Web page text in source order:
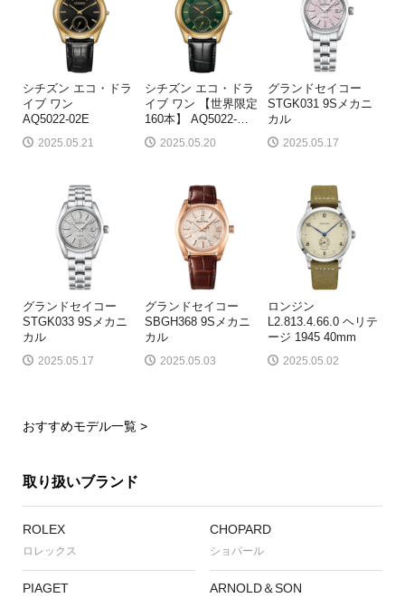
シチズン エコ・ドラ
イブ ワン
AQ5022-02E
2025.05.21
シチズン エコ・ドラ
イブ ワン 【世界限定
160本】 AQ5022-
2025.05.20
グランドセイコー
STGK031 9Sメカニ
カル
2025.05.17
グランドセイコー
STGK033 9Sメカニ
カル
2025.05.17
グランドセイコー
SBGH368 9Sメカニ
カル
2025.05.03
ロンジン
L2.813.4.66.0 ヘリテ
ージ 1945 40mm
2025.05.02
おすすめモデル一覧 >
取り扱いブランド
ROLEX
ロレックス
CHOPARD
ショパール
PIAGET ARNOLD＆SON